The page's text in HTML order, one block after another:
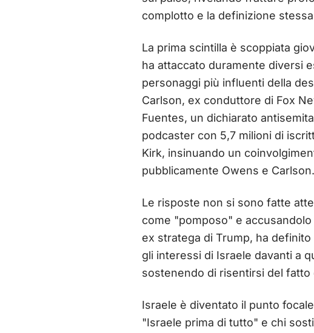
complotto e la definizione
La prima scintilla è scoppiata
ha attaccato duramente diversi
personaggi più influenti della
Carlson, ex conduttore di Fox
Fuentes, un dichiarato
podcaster con 5,7 milioni di
Kirk, insinuando un
pubblicamente Owens e Carlson.
Le risposte non si sono fatte
come "pomposo" e
ex stratega di Trump, ha
gli interessi di Israele davanti a
sostenendo di risentirsi del
Israele è diventato il punto
"Israele prima di tutto" e chi